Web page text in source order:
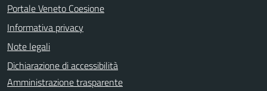
Portale Veneto Coesione
Informativa privacy
Note legali
Dichiarazione di accessibilità
Amministrazione trasparente